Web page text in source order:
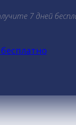
7 дней